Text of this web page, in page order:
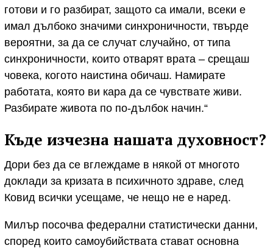
готови и го разбират, защото са имали, всеки е
имал дълбоко значими синхроничности, твърде
вероятни, за да се случат случайно, от типа
синхроничности, които отварят врата – срещаш
човека, когото наистина обичаш. Намирате
работата, която ви кара да се чувствате живи.
Разбирате живота по по-дълбок начин.“
Къде изчезна нашата духовност?
Дори без да се вглеждаме в някой от многото
доклади за кризата в психичното здраве, след
Ковид всички усещаме, че нещо не е наред.
Милър посочва федерални статистически данни,
според които самоубийствата стават основна